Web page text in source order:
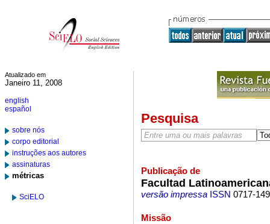
Atualizado em
Janeiro 11, 2008
english
español
sobre nós
corpo editorial
instruções aos autores
assinaturas
métricas
SciELO
Pesquisa
Publicação de
Facultad
versão impressaISSN 0717-
Missão